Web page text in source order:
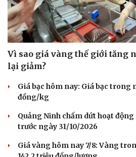
Vì sao giá vàng thế giới tăng
lại giảm?
Giá bạc hôm nay: Giá bạc trong
đồng/kg
Quảng Ninh chấm dứt hoạt động
trước ngày 31/10/2026
Giá vàng hôm nay 7/8: Vàng